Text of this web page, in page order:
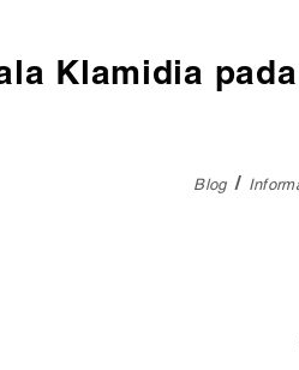
Klamidia
Blog